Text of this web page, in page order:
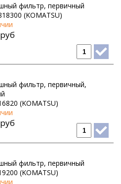
фильтр, первичный
(KOMATSU)
фильтр, первичный,
(KOMATSU)
фильтр, первичный
(KOMATSU)